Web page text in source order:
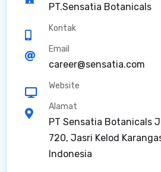
PT.Sensatia Botanicals
Kontak
Email
career@sensatia.com
Website
Alamat
PT Sensatia Botanicals
720, Jasri Kelod
Indonesia